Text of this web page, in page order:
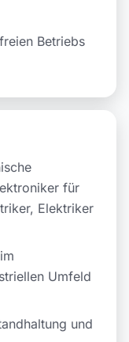
Betriebs
für
Elektriker
Umfeld
und